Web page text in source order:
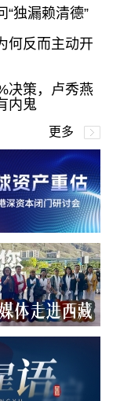
“独漏赖清德”
何反而主动开
决策，卢秀燕
内鬼
更多